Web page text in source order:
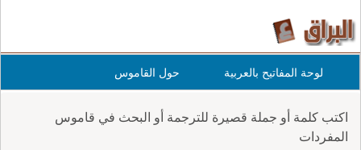
لوحة المفاتيح بالعربية حول القاموس
اكتب كلمة أو جملة قصيرة للترجمة أو البحث في قاموس
المفردات